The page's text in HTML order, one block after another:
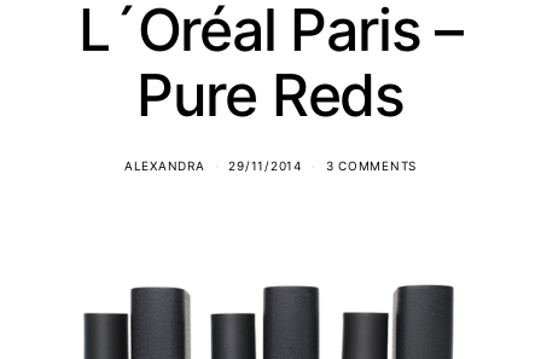
L´Oréal Paris –
Pure Reds
ALEXANDRA 29/11/2014 3 COMMENTS